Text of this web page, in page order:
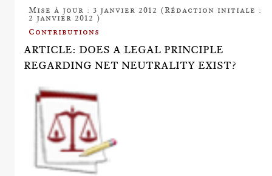
Mise à jour : 3 janvier 2012 (Rédaction initiale :
2 janvier 2012 )
Contributions
ARTICLE: DOES A LEGAL PRINCIPLE
REGARDING NET NEUTRALITY EXIST?